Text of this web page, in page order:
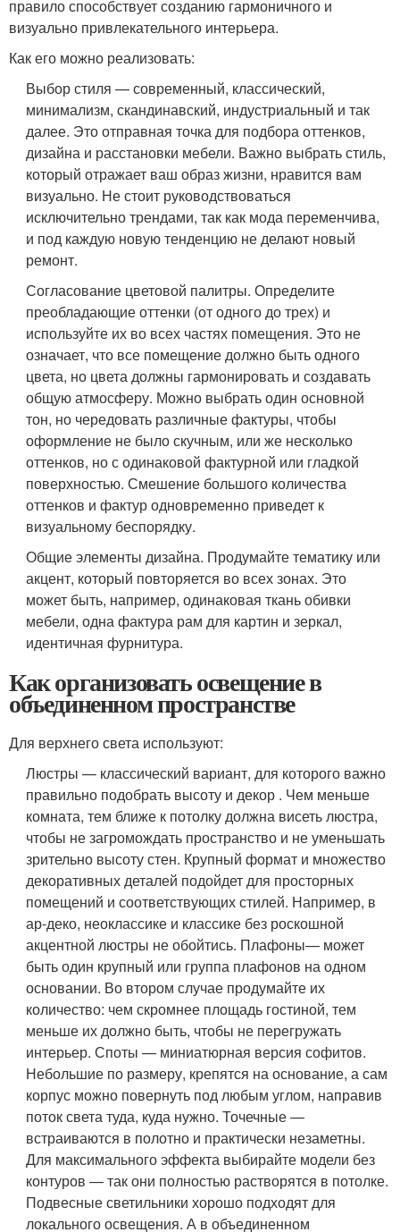
правило способствует созданию гармоничного и
визуально привлекательного интерьера.
Как его можно реализовать:
Выбор стиля — современный, классический,
минимализм, скандинавский, индустриальный и так
далее. Это отправная точка для подбора оттенков,
дизайна и расстановки мебели. Важно выбрать стиль,
который отражает ваш образ жизни, нравится вам
визуально. Не стоит руководствоваться
исключительно трендами, так как мода переменчива,
и под каждую новую тенденцию не делают новый
ремонт.
Согласование цветовой палитры. Определите
преобладающие оттенки (от одного до трех) и
используйте их во всех частях помещения. Это не
означает, что все помещение должно быть одного
цвета, но цвета должны гармонировать и создавать
общую атмосферу. Можно выбрать один основной
тон, но чередовать различные фактуры, чтобы
оформление не было скучным, или же несколько
оттенков, но с одинаковой фактурной или гладкой
поверхностью. Смешение большого количества
оттенков и фактур одновременно приведет к
визуальному беспорядку.
Общие элементы дизайна. Продумайте тематику или
акцент, который повторяется во всех зонах. Это
может быть, например, одинаковая ткань обивки
мебели, одна фактура рам для картин и зеркал,
идентичная фурнитура.
Как организовать освещение в
объединенном пространстве
Для верхнего света используют:
Люстры — классический вариант, для которого важно
правильно подобрать высоту и декор . Чем меньше
комната, тем ближе к потолку должна висеть люстра,
чтобы не загромождать пространство и не уменьшать
зрительно высоту стен. Крупный формат и множество
декоративных деталей подойдет для просторных
помещений и соответствующих стилей. Например, в
ар-деко, неоклассике и классике без роскошной
акцентной люстры не обойтись. Плафоны— может
быть один крупный или группа плафонов на одном
основании. Во втором случае продумайте их
количество: чем скромнее площадь гостиной, тем
меньше их должно быть, чтобы не перегружать
интерьер.Споты — миниатюрная версия софитов.
Небольшие по размеру, крепятся на основание, а сам
корпус можно повернуть под любым углом, направив
поток света туда, куда нужно.Точечные—
встраиваются в полотно и практически незаметны.
Для максимального эффекта выбирайте модели без
контуров — так они полностью растворятся в потолке.
Подвесные светильникихорошо подходят для
локального освещения. А в объединенном